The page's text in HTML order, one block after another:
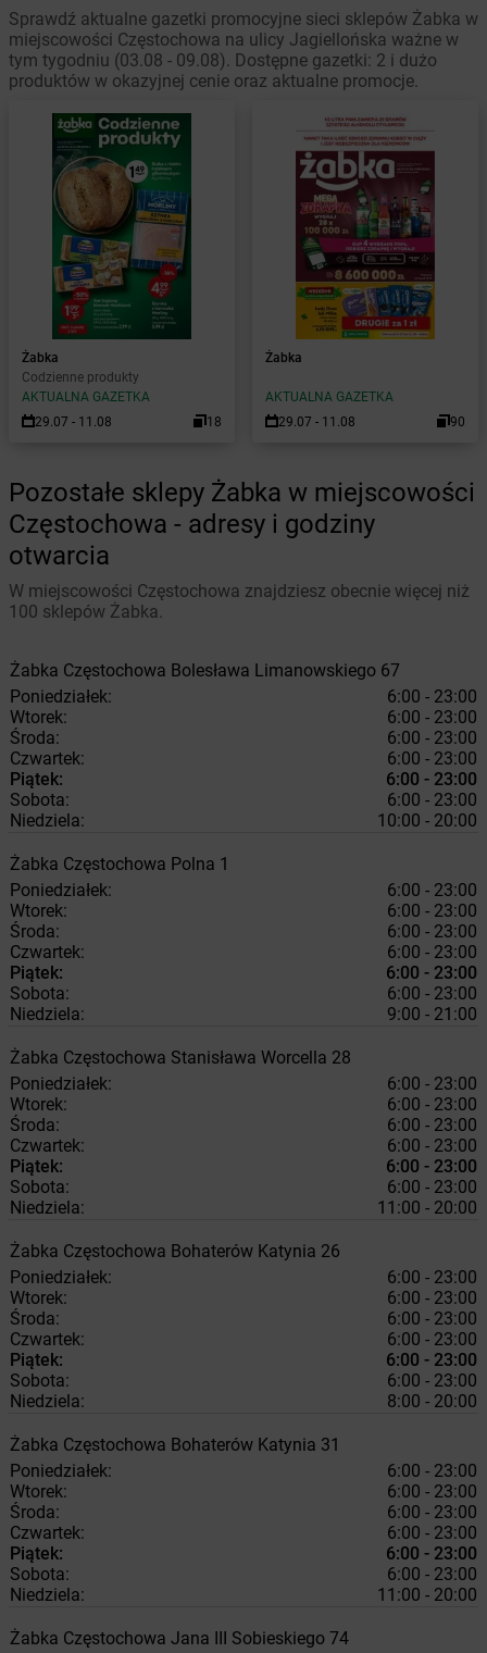
Sprawdź aktualne gazetki promocyjne sieci sklepów Żabka w
miejscowości Częstochowa na ulicy Jagiellońska ważne w
tym tygodniu (03.08 - 09.08). Dostępne gazetki: 2 i dużo
produktów w okazyjnej cenie oraz aktualne promocje.
Żabka
Codzienne produkty
AKTUALNA GAZETKA
29.07 - 11.08
18
Żabka
AKTUALNA GAZETKA
29.07 - 11.08
90
Pozostałe sklepy Żabka w miejscowości
Częstochowa - adresy i godziny
otwarcia
W miejscowości Częstochowa znajdziesz obecnie więcej niż
100 sklepów Żabka.
Żabka Częstochowa Bolesława Limanowskiego 67
Poniedziałek:
6:00 - 23:00
Wtorek:
6:00 - 23:00
Środa:
6:00 - 23:00
Czwartek:
6:00 - 23:00
Piątek:
6:00 - 23:00
Sobota:
6:00 - 23:00
Niedziela:
10:00 - 20:00
Żabka Częstochowa Polna 1
Poniedziałek:
6:00 - 23:00
Wtorek:
6:00 - 23:00
Środa:
6:00 - 23:00
Czwartek:
6:00 - 23:00
Piątek:
6:00 - 23:00
Sobota:
6:00 - 23:00
Niedziela:
9:00 - 21:00
Żabka Częstochowa Stanisława Worcella 28
Poniedziałek:
6:00 - 23:00
Wtorek:
6:00 - 23:00
Środa:
6:00 - 23:00
Czwartek:
6:00 - 23:00
Piątek:
6:00 - 23:00
Sobota:
6:00 - 23:00
Niedziela:
11:00 - 20:00
Żabka Częstochowa Bohaterów Katynia 26
Poniedziałek:
6:00 - 23:00
Wtorek:
6:00 - 23:00
Środa:
6:00 - 23:00
Czwartek:
6:00 - 23:00
Piątek:
6:00 - 23:00
Sobota:
6:00 - 23:00
Niedziela:
8:00 - 20:00
Żabka Częstochowa Bohaterów Katynia 31
Poniedziałek:
6:00 - 23:00
Wtorek:
6:00 - 23:00
Środa:
6:00 - 23:00
Czwartek:
6:00 - 23:00
Piątek:
6:00 - 23:00
Sobota:
6:00 - 23:00
Niedziela:
11:00 - 20:00
Żabka Częstochowa Jana III Sobieskiego 74